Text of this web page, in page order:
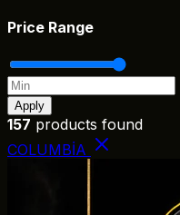
Price Range
Apply
157 products found
COLUMBİA